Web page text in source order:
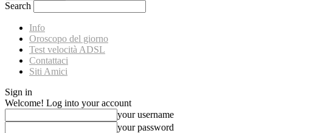
Search
Info
Oroscopo del giorno
Test velocità ADSL
Contattaci
Siti Amici
Sign in
Welcome! Log into your account
your username
your password